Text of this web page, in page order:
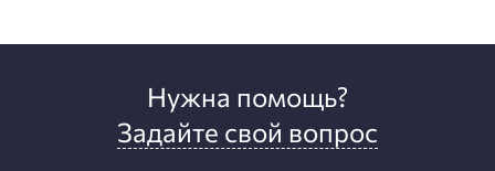
Нужна помощь?
Задайте свой вопрос